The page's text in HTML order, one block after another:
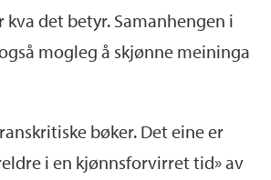
kva det betyr. Samanhengen i
mogleg å skjønne meininga
bøker. Det eine er
i en kjønnsforvirret tid» av